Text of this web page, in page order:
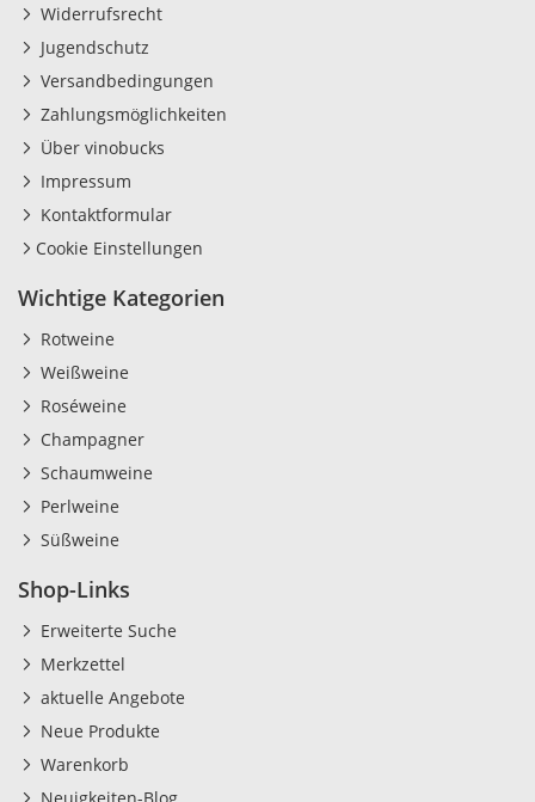
Widerrufsrecht
Jugendschutz
Versandbedingungen
Zahlungsmöglichkeiten
Über vinobucks
Impressum
Kontaktformular
Cookie Einstellungen
Wichtige Kategorien
Rotweine
Weißweine
Roséweine
Champagner
Schaumweine
Perlweine
Süßweine
Shop-Links
Erweiterte Suche
Merkzettel
aktuelle Angebote
Neue Produkte
Warenkorb